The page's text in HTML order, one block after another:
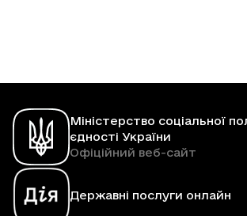
Міністерство соціальної
єдності України
Офіційний веб-сайт
Державні послуги онлайн